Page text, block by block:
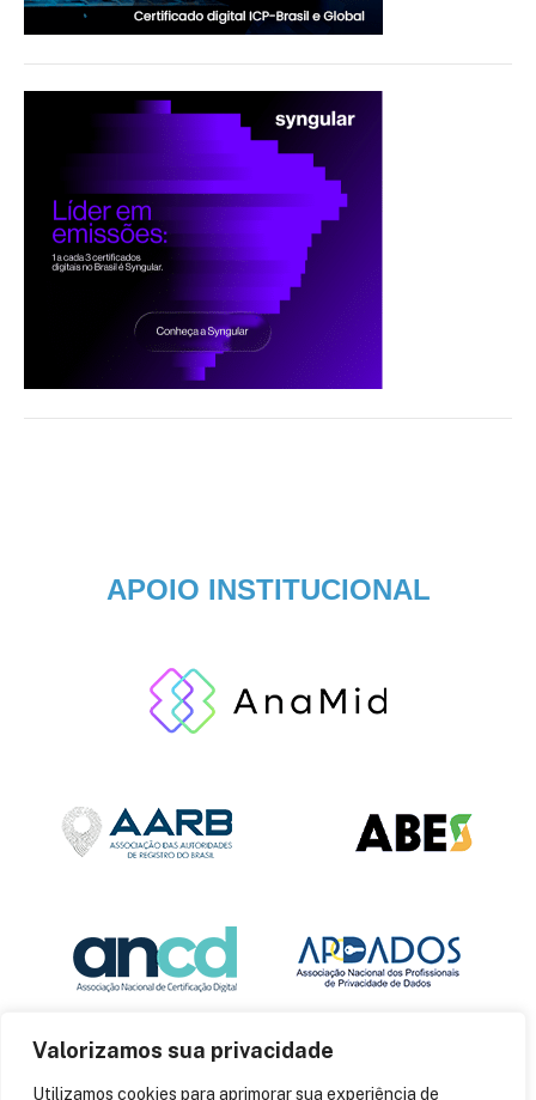
Valorizamos sua privacidade
Utilizamos cookies para aprimorar sua experiência de
APOIO INSTITUCIONAL